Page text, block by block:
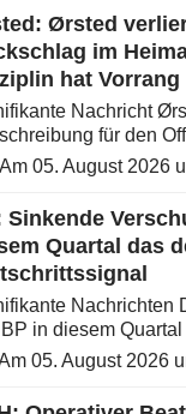
unter Druck...
Ørsted
im
hat Vorrang
Nachricht Ørsted hat die
für den
verloren;
wiederbelebten
Dänemarks.
Am 05. August 2026
Sinkende
Quartal das
Nachrichten
in diesem
sank
um 12% und der
ging auf 22,6% zurück -
05. August 2026